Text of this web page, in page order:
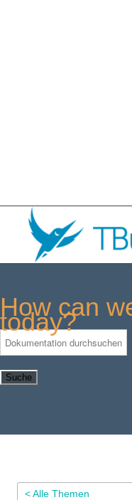
How can
today?
Suche
< Alle Themen